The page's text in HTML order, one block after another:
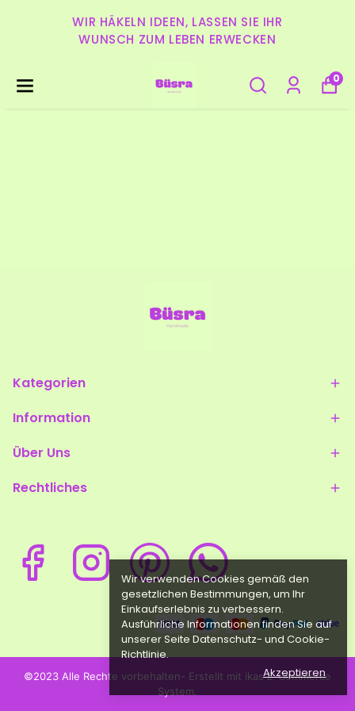
WIR HÄKELN IDEEN, LASSEN SIE IHR
WUNSCH ZUM LEBEN ERWECKEN
0
Wir verwenden Cookies gemäß den
gesetzlichen Bestimmungen, um Ihr
Einkaufserlebnis zu verbessern.
Ausführliche Informationen finden Sie auf
unserer Seite Datenschutz- und Cookie-
Richtlinie.
Akzeptieren
Kategorien
Information
Über Uns
Rechtliches
©2023 Alle Rechte vorbehalten- Erstellt mit ikas E-Commerce
System.